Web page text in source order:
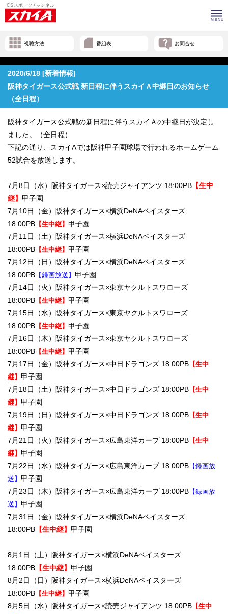
視聴方法 番組表 お問合せ
2020/6/18 [新着情報]
阪神タイガース公式戦 新日程に伴うスカイＡ中継日のお知らせ
（全日程）
阪神タイガース公式戦の新日程に伴うスカイＡの中継日が決定し
ました。（全日程）
下記の通り、スカイAでは阪神甲子園球場で行われるホームゲーム
52試合を放送します。
7月8日（水）阪神タイガース×読売ジャイアンツ 18:00PB 【生中
継】 甲子園
7月10日（金）阪神タイガース×横浜DeNAベイスターズ
18:00PB 【生中継】 甲子園
7月11日（土）阪神タイガース×横浜DeNAベイスターズ
18:00PB 【生中継】 甲子園
7月12日（日）阪神タイガース×横浜DeNAベイスターズ
18:00PB 【録画放送】 甲子園
7月14日（火）阪神タイガース×東京ヤクルトスワローズ
18:00PB 【生中継】 甲子園
7月15日（水）阪神タイガース×東京ヤクルトスワローズ
18:00PB 【生中継】 甲子園
7月16日（木）阪神タイガース×東京ヤクルトスワローズ
18:00PB 【生中継】 甲子園
7月17日（金）阪神タイガース×中日ドラゴンズ 18:00PB 【生中
継】 甲子園
7月18日（土）阪神タイガース×中日ドラゴンズ 18:00PB 【生中
継】 甲子園
7月19日（日）阪神タイガース×中日ドラゴンズ 18:00PB 【生中
継】 甲子園
7月21日（火）阪神タイガース×広島東洋カープ 18:00PB 【生中
継】 甲子園
7月22日（水）阪神タイガース×広島東洋カープ 18:00PB 【録画放
送】 甲子園
7月23日（木）阪神タイガース×広島東洋カープ 18:00PB 【録画放
送】 甲子園
7月31日（金）阪神タイガース×横浜DeNAベイスターズ
18:00PB 【生中継】 甲子園
8月1日（土）阪神タイガース×横浜DeNAベイスターズ
18:00PB 【生中継】 甲子園
8月2日（日）阪神タイガース×横浜DeNAベイスターズ
18:00PB 【生中継】 甲子園
8月5日（水）阪神タイガース×読売ジャイアンツ 18:00PB 【生中